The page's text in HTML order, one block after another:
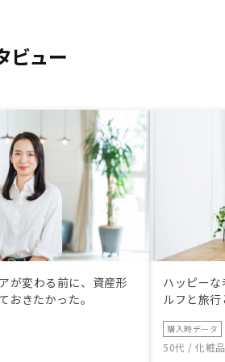
ビュー
が変わる前に、資産形
おきたかった。
ハッピー
ルフと旅
購入時データ
50代 / 化粧